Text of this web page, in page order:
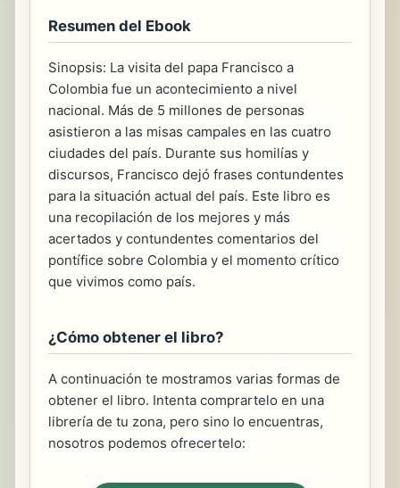
Resumen del Ebook
Sinopsis: La visita del papa Francisco a
Colombia fue un acontecimiento a nivel
nacional. Más de 5 millones de personas
asistieron a las misas campales en las cuatro
ciudades del país. Durante sus homilías y
discursos, Francisco dejó frases contundentes
para la situación actual del país. Este libro es
una recopilación de los mejores y más
acertados y contundentes comentarios del
pontífice sobre Colombia y el momento crítico
que vivimos como país.
¿Cómo obtener el libro?
A continuación te mostramos varias formas de
obtener el libro. Intenta comprartelo en una
librería de tu zona, pero sino lo encuentras,
nosotros podemos ofrecertelo: